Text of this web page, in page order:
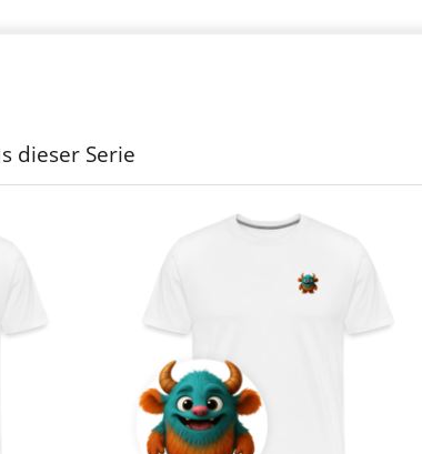
dieser Serie